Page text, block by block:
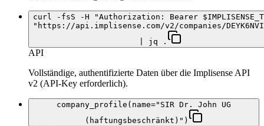
curl -fsS -H "Authorization: Bearer
"https://api.implisense.com/v2/companies/
| jq .
API
Vollständige, authentifizierte Daten über die Implisense API
v2 (API-Key erforderlich).
company_profile(name="SIR Dr. John UG
(haftungsbeschränkt)")